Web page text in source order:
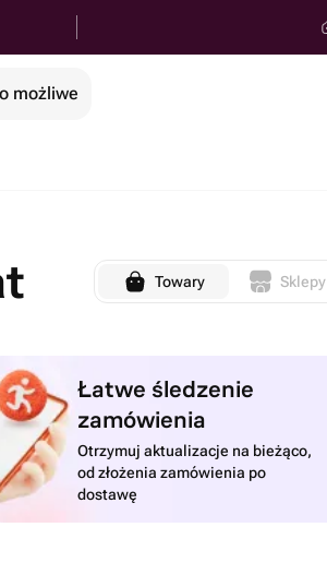
możliwe
Towary Sklepy
Łatwe śledzenie
zamówienia
Otrzymuj aktualizacje na bieżąco,
od złożenia zamówienia po
dostawę